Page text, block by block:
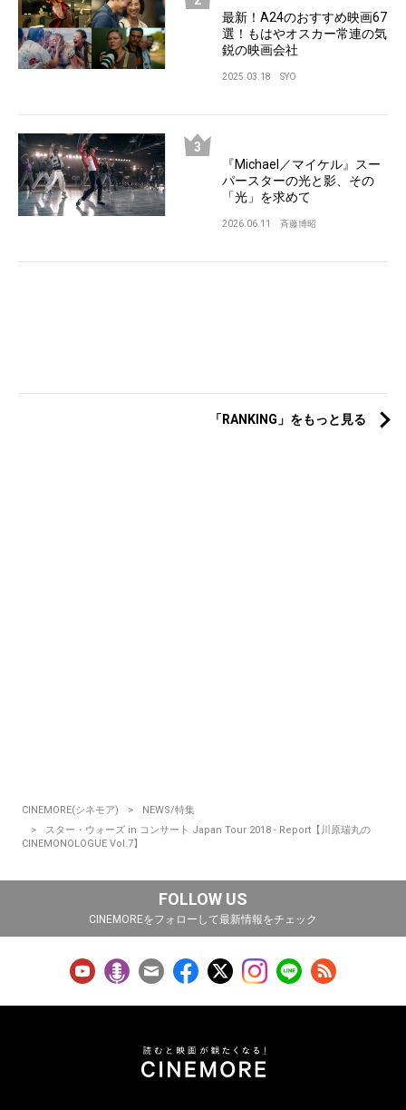
最新！A24のおすすめ映画67
選！もはやオスカー常連の気
鋭の映画会社
2025.03.18 SYO
『Michael／マイケル』スー
パースターの光と影、その
「光」を求めて
2026.06.11 斉藤博昭
「RANKING」をもっと見る
CINEMORE(シネモア)
NEWS/特集
スター・ウォーズ in コンサート Japan Tour 2018 - Report【川原瑞丸の
CINEMONOLOGUE Vol.7】
FOLLOW US
CINEMOREをフォローして最新情報をチェック